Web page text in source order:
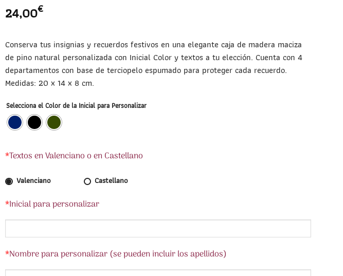
24,00€
Conserva tus insignias y recuerdos festivos en una elegante caja de madera maciza
de pino natural personalizada con Inicial Color y textos a tu elección. Cuenta con 4
departamentos con base de terciopelo espumado para proteger cada recuerdo.
Medidas: 20 x 14 x 8 cm.
Selecciona el Color de la Inicial para Personalizar
*Textos en Valenciano o en Castellano
Valenciano Castellano
*Inicial para personalizar
*Nombre para personalizar (se pueden incluir los apellidos)